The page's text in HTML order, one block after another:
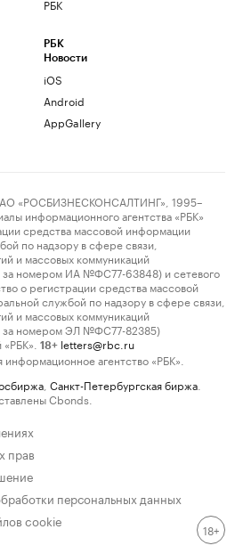
РБК
РБК
Новости
iOS
Android
AppGallery
«РОСБИЗНЕСКОНСАЛТИНГ», 1995–
информационного агентства «РБК»
средства массовой информации
по надзору в сфере связи,
и массовых коммуникаций
за номером ИА №ФС77-63848) и сетевого
о регистрации средства массовой
службой по надзору в сфере связи,
и массовых коммуникаций
за номером ЭЛ №ФС77-82385)
18+ letters@rbc.ru
информационное агентство «РБК».
Санкт-Петербургская биржа
Cbonds.
прав
персональных данных
cookie
18+